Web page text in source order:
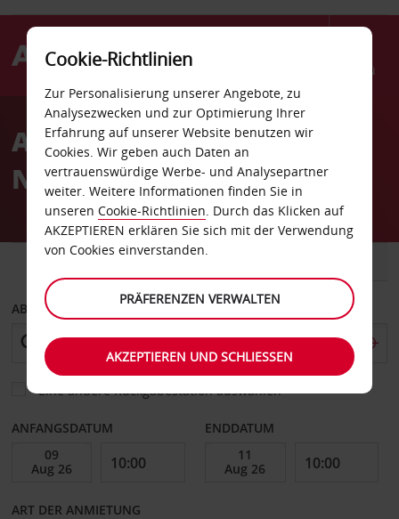
Menü
AvisAutovermietung Hickory
NC Sears
ABHOLEN VON
Eine andere Rückgabestation auswählen
ANFANGSDATUM ENDDATUM
ART DER ANMIETUNG
Cookie-Richtlinien
Zur Personalisierung unserer Angebote, zu
Analysezwecken und zur Optimierung Ihrer
Erfahrung auf unserer Website benutzen wir
Cookies. Wir geben auch Daten an
vertrauenswürdige Werbe- und Analysepartner
weiter. Weitere Informationen finden Sie in
unseren Cookie-Richtlinien. Durch das Klicken auf
AKZEPTIEREN erklären Sie sich mit der Verwendung
von Cookies einverstanden.
PRÄFERENZEN VERWALTEN
AKZEPTIEREN UND SCHLIESSEN